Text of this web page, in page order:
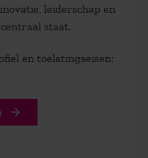
leiderschap en
staat.
en toelatingseisen: